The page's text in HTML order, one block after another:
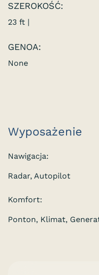
SZEROKOŚĆ:
23 ft |
GENOA:
None
Wyposażenie
Nawigacja:
Radar, Autopilot
Komfort:
Ponton, Klimat,